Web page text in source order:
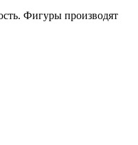
Фигуры производят